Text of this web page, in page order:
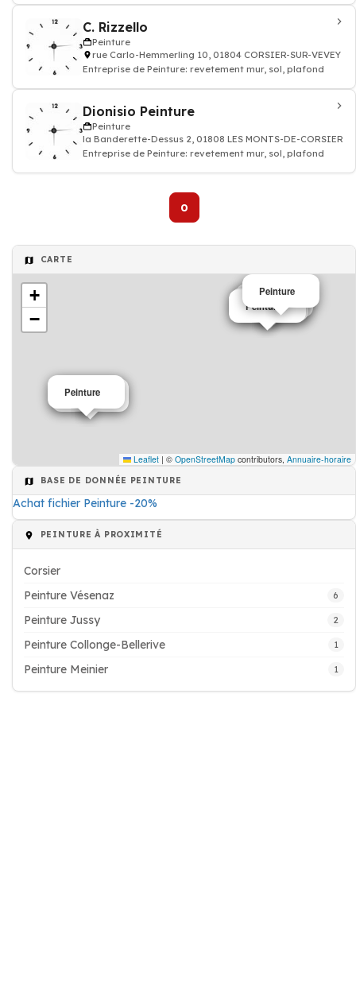
C. Rizzello
Peinture
rue Carlo-Hemmerling 10, 01804 CORSIER-SUR-VEVEY
Entreprise de Peinture: revetement mur, sol, plafond
Dionisio Peinture
Peinture
la Banderette-Dessus 2, 01808 LES MONTS-DE-CORSIER
Entreprise de Peinture: revetement mur, sol, plafond
0
CARTE
Peinture
Peinture
Peinture
Peinture
Peinture
+
−
Leaflet | © OpenStreetMap contributors, Annuaire-horaire
BASE DE DONNÉE PEINTURE
Achat fichier Peinture -20%
PEINTURE À PROXIMITÉ
Corsier
Peinture Vésenaz
6
Peinture Jussy 2
Peinture Collonge-Bellerive 1
Peinture Meinier 1